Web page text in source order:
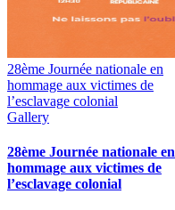
28ème Journée nationale en
hommage aux victimes de
l’esclavage colonial
Gallery
28ème Journée nationale en
hommage aux victimes de
l’esclavage colonial